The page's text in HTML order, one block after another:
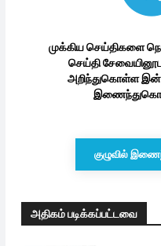
முக்கிய செய்திகளை
செய்தி
அறிந்துகொள்ள
குழுவில்
அதிகம் படிக்கப்பட்டவை